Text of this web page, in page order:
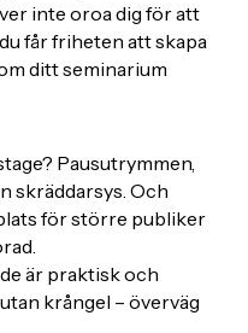
inte oroa dig för att
får friheten att skapa
ditt seminarium
Pausutrymmen,
skräddarsys. Och
för större publiker
är praktisk och
krångel – överväg